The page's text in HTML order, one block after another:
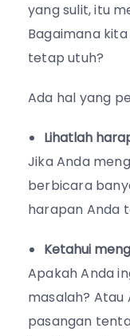
yang sulit, itu
Bagaimana
tetap utuh?
Ada hal yang
Lihatlah
Jika Anda
berbicara
harapan Anda
Ketahui
Apakah Anda
masalah?
pasangan